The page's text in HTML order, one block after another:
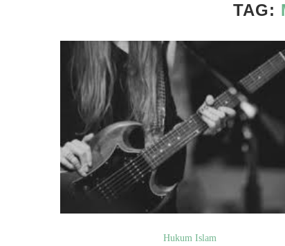
TAG:
Hukum Islam